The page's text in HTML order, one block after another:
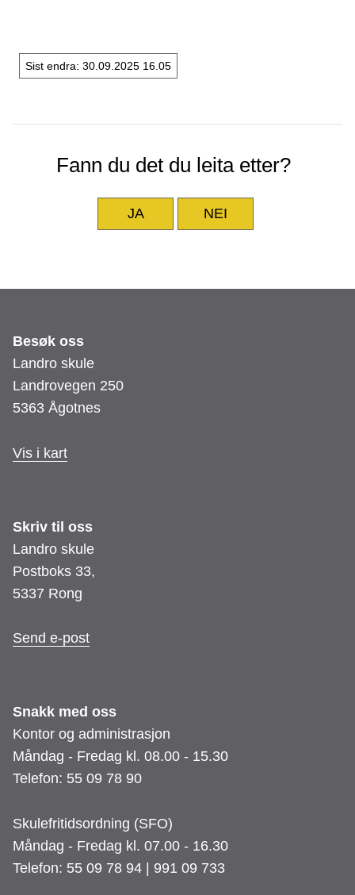
Sist endra 30.09.2025 16.05
Fann du det du leita etter?
JA NEI
Besøk oss
Landro skule
Landrovegen 250
5363 Ågotnes
Vis i kart
Skriv til oss
Landro skule
Postboks 33,
5337 Rong
Send e-post
Snakk med oss
Kontor og administrasjon
Måndag - Fredag kl. 08.00 - 15.30
Telefon: 55 09 78 90
Skulefritidsordning (SFO)
Måndag - Fredag kl. 07.00 - 16.30
Telefon: 55 09 78 94 | 991 09 733